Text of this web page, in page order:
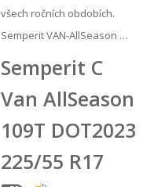
všech ročních obdobích.
Semperit VAN-AllSeason …
Semperit C
Van AllSeason
109T DOT2023
225/55 R17